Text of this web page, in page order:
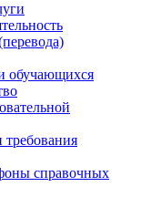
обучающихся
требования
справочных